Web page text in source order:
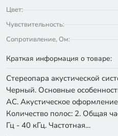
Цвет:
Чувствительность:
Сопротивление, Ом:
Краткая информация о товаре:
Стереопара акустической
Черный. Основные
АС. Акустическое
Количество полос: 2. Общая
Гц - 40 кГц. Частотная…